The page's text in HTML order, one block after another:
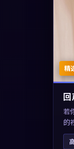
精
回
若
的
共